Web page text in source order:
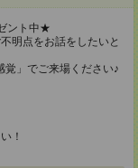
ント中★
明点をお話をしたいと
覚」でご来場ください♪
！